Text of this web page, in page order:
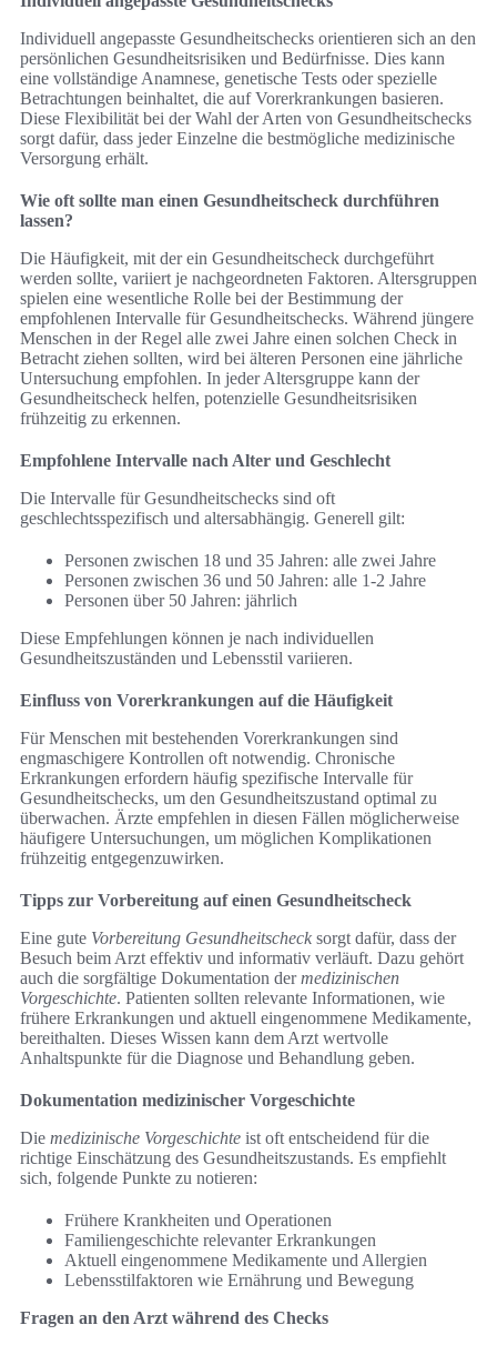
Individuell angepasste Gesundheitschecks orientieren sich an den
persönlichen Gesundheitsrisiken und Bedürfnisse. Dies kann
eine vollständige Anamnese, genetische Tests oder spezielle
Betrachtungen beinhaltet, die auf Vorerkrankungen basieren.
Diese Flexibilität bei der Wahl der Arten von Gesundheitschecks
sorgt dafür, dass jeder Einzelne die bestmögliche medizinische
Versorgung erhält.
Wie oft sollte man einen Gesundheitscheck durchführen
lassen?
Die Häufigkeit, mit der ein Gesundheitscheck durchgeführt
werden sollte, variiert je nachgeordneten Faktoren. Altersgruppen
spielen eine wesentliche Rolle bei der Bestimmung der
empfohlenen Intervalle für Gesundheitschecks. Während jüngere
Menschen in der Regel alle zwei Jahre einen solchen Check in
Betracht ziehen sollten, wird bei älteren Personen eine jährliche
Untersuchung empfohlen. In jeder Altersgruppe kann der
Gesundheitscheck helfen, potenzielle Gesundheitsrisiken
frühzeitig zu erkennen.
Empfohlene Intervalle nach Alter und Geschlecht
Die Intervalle für Gesundheitschecks sind oft
geschlechtsspezifisch und altersabhängig. Generell gilt:
Personen zwischen 18 und 35 Jahren: alle zwei Jahre
Personen zwischen 36 und 50 Jahren: alle 1-2 Jahre
Personen über 50 Jahren: jährlich
Diese Empfehlungen können je nach individuellen
Gesundheitszuständen und Lebensstil variieren.
Einfluss von Vorerkrankungen auf die Häufigkeit
Für Menschen mit bestehenden Vorerkrankungen sind
engmaschigere Kontrollen oft notwendig. Chronische
Erkrankungen erfordern häufig spezifische Intervalle für
Gesundheitschecks, um den Gesundheitszustand optimal zu
überwachen. Ärzte empfehlen in diesen Fällen möglicherweise
häufigere Untersuchungen, um möglichen Komplikationen
frühzeitig entgegenzuwirken.
Tipps zur Vorbereitung auf einen Gesundheitscheck
Eine gute Vorbereitung Gesundheitscheck sorgt dafür, dass der
Besuch beim Arzt effektiv und informativ verläuft. Dazu gehört
auch die sorgfältige Dokumentation dermedizinischen
Vorgeschichte. Patienten sollten relevante Informationen, wie
frühere Erkrankungen und aktuell eingenommene Medikamente,
bereithalten. Dieses Wissen kann dem Arzt wertvolle
Anhaltspunkte für die Diagnose und Behandlung geben.
Dokumentation medizinischer Vorgeschichte
Die medizinische Vorgeschichte ist oft entscheidend für die
richtige Einschätzung des Gesundheitszustands. Es empfiehlt
sich, folgende Punkte zu notieren:
Frühere Krankheiten und Operationen
Familiengeschichte relevanter Erkrankungen
Aktuell eingenommene Medikamente und Allergien
Lebensstilfaktoren wie Ernährung und Bewegung
Fragen an den Arzt während des Checks